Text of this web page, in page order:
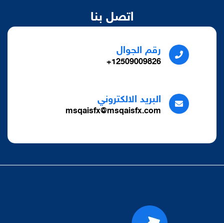
اتصل بنا
رقم الجوال
12509009826+
البريد الالكتروني
msqaisfx@msqaisfx.com